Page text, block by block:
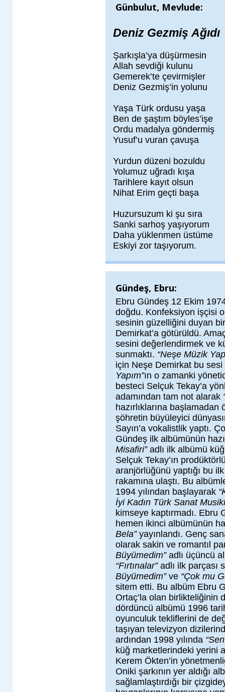
Günbulut, Mevlude:
Deniz Gezmiş Ağıdı
Şarkışla’ya düşürmesin
Allah sevdiği kulunu
Gemerek’te çevirmişler
Deniz Gezmiş’in yolunu
Yaşa Türk ordusu yaşa
Ben de şaştım böyles’işe
Ordu madalya göndermiş
Yusuf’u vuran çavuşa
Yurdun düzeni bozuldu
Yolumuz uğradı kışa
Tarihlere kayıt olsun
Nihat Erim geçti başa
Huzursuzum ki şu sıra
Sanki sarhoş yaşıyorum
Daha yüklenmen üstüme
Eskiyi zor taşıyorum.
Gündeş, Ebru:
Ebru Gündeş 12 Ekim
doğdu. Konfeksiyon işçisi
sesinin güzelliğini duyan bir
Demirkat’a götürüldü.
sesini değerlendirmek ve
sunmaktı. “Neşe Müzik
için Neşe Demirkat bu
Yapım”ın o zamanki
besteci Selçuk Tekay’a
adamından tam not alarak
hazırlıklarına
şöhretin büyüleyici
Sayın’a vokalistlik yaptı.
Gündeş ilk albümünün
Misafiri”adlı ilk albümü
Selçuk Tekay’ın
aranjörlüğünü yaptığı bu
rakamına ulaştı. Bu
1994 yılından başlayarak
İyi Kadın Türk Sanat
kimseye kaptırmadı. Ebru
hemen ikinci albümünün
Bela”yayınlandı. Genç
olarak sakin ve romantıl
Büyümedim”adlı üçüncü
“Fırtınalar”adlı ilk parçası
Büyümedim”ve “Çok mu
sitem etti. Bu albüm Ebru
Ortaç’la olan birlikteliğinin
dördüncü albümü 1996
oyunculuk tekliflerini de
taşıyan televizyon
ardından 1998 yılında
küğ marketlerindeki yerini
Kerem Ökten’in
Oniki şarkının yer aldığı
sağlamlaştırdığı bir